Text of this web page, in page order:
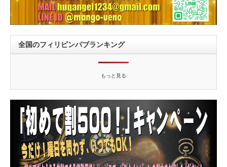
全国のフィリピンパブランキング
もっと見る